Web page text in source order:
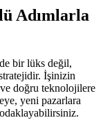
Adımlarla
bir lüks değil,
İşinizin
doğru teknolojilere
yeni pazarlara